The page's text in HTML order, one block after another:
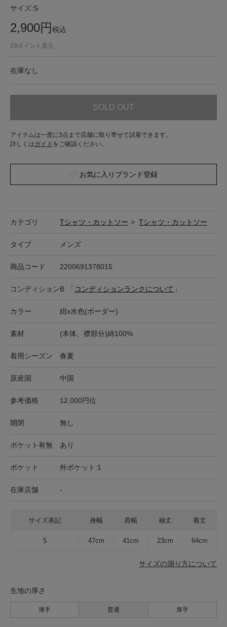
サイズ:S
2,900円税込
29ポイント還元
在庫なし
SOLD OUT
アイテムは一度に3点まで店舗に取り寄せて試着できます。
詳しくはガイド をご確認ください。
お気に入りブランド登録
カテゴリ Tシャツ・カットソー > Tシャツ・カットソー
タイプ メンズ
商品コード 2200691378015
コンディションB 「 コンディションランクについて 」
カラー 紺x水色(ボーダー)
素材 (本体、襟部分)綿100%
着用シーズン 春夏
原産国 中国
参考価格 12,000円位
開閉 無し
ポケット有無 あり
ポケット 外ポケット:1
在庫店舗 -
サイズ表記 身幅 肩幅 袖丈 着丈
S 47cm 41cm 23cm 64cm
サイズの測り方について
生地の厚さ
薄手 普通 厚手